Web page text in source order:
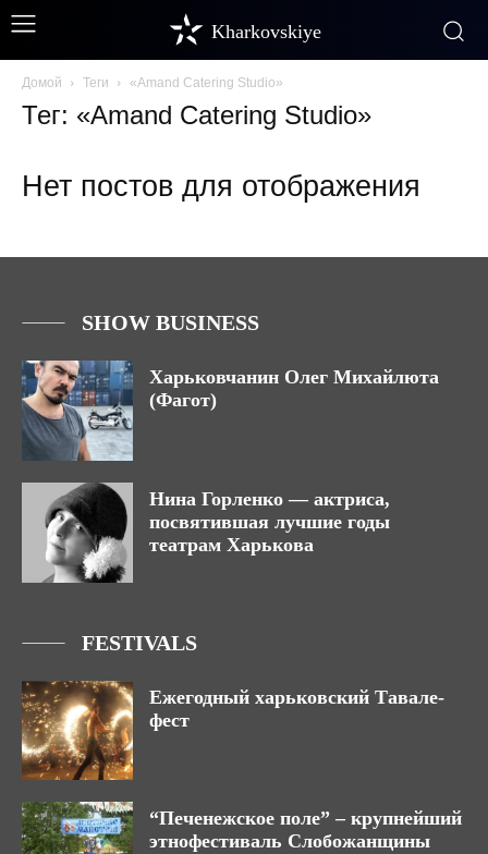
Kharkovskiye
Домой Теги «Amand Catering Studio»
Тег: «Amand Catering Studio»
Нет постов для отображения
SHOW BUSINESS
Харьковчанин Олег Михайлюта
(Фагот)
Нина Горленко — актриса,
посвятившая лучшие годы
театрам Харькова
FESTIVALS
Ежегодный харьковский Тавале-
фест
“Печенежское поле” – крупнейший
этнофестиваль Слобожанщины